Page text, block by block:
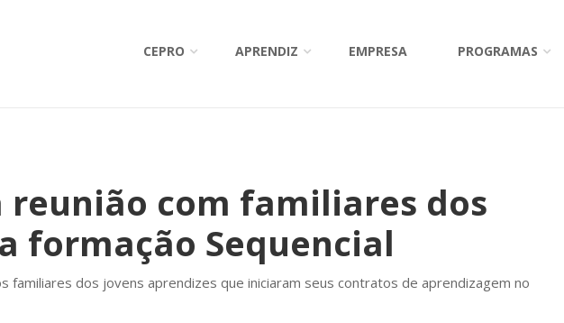
CEPRO APRENDIZ EMPRESA PROGRAMAS
reunião com familiares dos
formação Sequencial
familiares dos jovens aprendizes que iniciaram seus contratos de aprendizagem no